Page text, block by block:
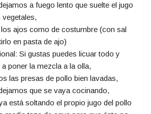
a fuego lento que suelte el jugo
ajos como de costumbre (con sal
en pasta de ajo)
Si gustas puedes licuar todo y
poner la mezcla a la olla,
las presas de pollo bien lavadas,
que se vaya cocinando,
está soltando el propio jugo del pollo